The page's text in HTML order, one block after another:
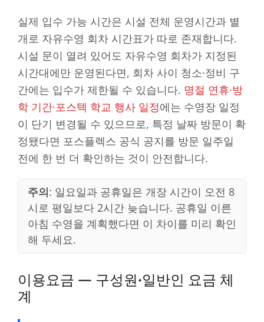
실제 입수 가능 시간은 시설 전체 운영시간과 별
개로 자유수영 회차 시간표가 따로 존재합니다.
시설 문이 열려 있어도 자유수영 회차가 지정된
시간대에만 운영된다면, 회차 사이 청소·정비 구
간에는 입수가 제한될 수 있습니다. 명절 연휴·방
학 기간·포스텍 학교 행사 일정에는 수영장 일정
이 단기 변경될 수 있으므로, 특정 날짜 방문이 확
정됐다면 포스플렉스 공식 공지를 방문 일주일
전에 한 번 더 확인하는 것이 안전합니다.
주의: 일요일과 공휴일은 개장 시간이 오전 8
시로 평일보다 2시간 늦습니다. 공휴일 이른
아침 수영을 계획했다면 이 차이를 미리 확인
해 두세요.
이용요금 — 구성원·일반인 요금 체
계